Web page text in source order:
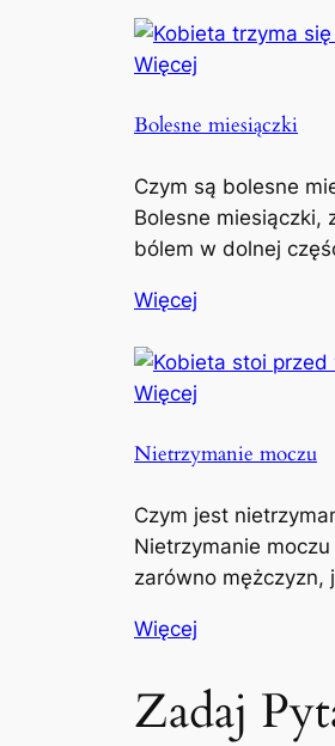
Więcej
Bolesne miesiączki
Czym są bolesne
Bolesne miesiączki,
bólem w dolnej
Więcej
Więcej
Nietrzymanie moczu
Czym jest
Nietrzymanie
zarówno mężczyzn,
Więcej
Zadaj